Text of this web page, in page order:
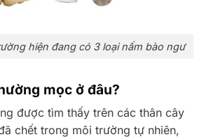
hiện đang có 3 loại nấm bào ngư
mọc ở đâu?
được tìm thấy trên các thân cây
chết trong môi trường tự nhiên,